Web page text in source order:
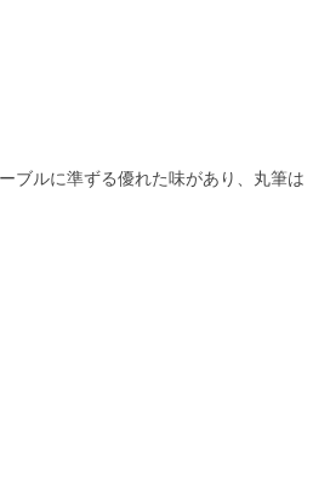
ブルに準ずる優れた味があり、丸筆は